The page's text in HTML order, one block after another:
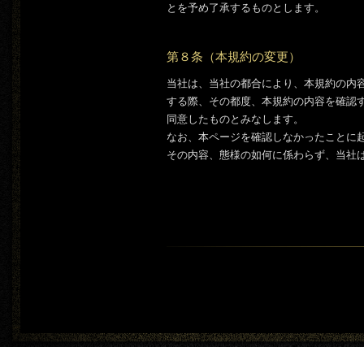
とを予め了承するものとします。
第８条（本規約の変更）
当社は、当社の都合により、本規約の内
する際、その都度、本規約の内容を確認
同意したものとみなします。
なお、本ページを確認しなかったことに
その内容、態様の如何に係わらず、当社